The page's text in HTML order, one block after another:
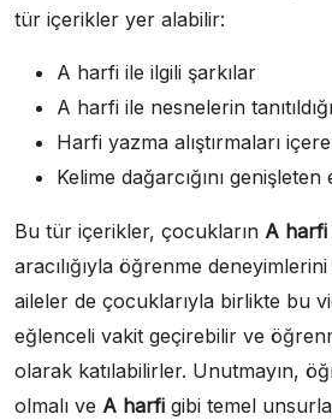
tür içerikler yer alabilir:
A harfi ile ilgili şarkılar
A harfi ile nesnelerin
Harfi yazma alıştırmaları
Kelime dağarcığını
Bu tür içerikler, çocukların A harfi
aracılığıyla öğrenme
aileler de çocuklarıyla birlikte bu
eğlenceli vakit geçirebilir ve
olarak katılabilirler. Unutmayın,
olmalı ve A harfi gibi temel